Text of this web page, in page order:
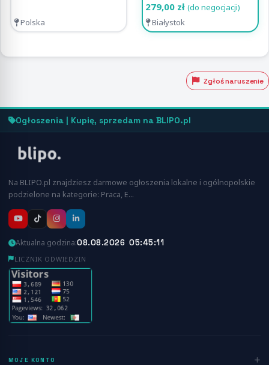
Polska
279,00 zł (do negocjacji)
Białystok
Zgłoś naruszenie
Ogłoszenia | Kupię, sprzedam na BLIPO.pl
Na BLIPO.pl znajdziesz darmowe ogłoszenia lokalne i ogólnopolskie
podzielone na kategorie: Praca, E…
Aktualna godzina:08.08.2026 05:45:11
LICZNIK ODWIEDZIN
MOJE KONTO